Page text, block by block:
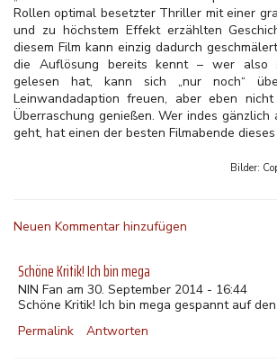
Rollen optimal besetzter Thriller mit einer
und zu höchstem Effekt erzählten
diesem Film kann einzig dadurch
die Auflösung bereits kennt – wer also
gelesen hat, kann sich „nur noch“
Leinwandadaption freuen, aber eben
Überraschung genießen. Wer indes gänzlich
geht, hat einen der besten Filmabende dieses
Bilder:
Neuen Kommentar hinzufügen
Schöne Kritik! Ich bin mega
NIN Fan am 30. September 2014 - 16:44
Schöne Kritik! Ich bin mega gespannt auf
Permalink
Antworten